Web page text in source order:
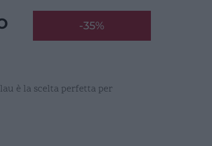
-35%
è la scelta perfetta per